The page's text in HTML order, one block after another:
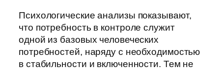
Психологические анализы показывают,
что потребность в контроле служит
одной из базовых человеческих
потребностей, наряду с необходимостью
в стабильности и включенности. Тем не